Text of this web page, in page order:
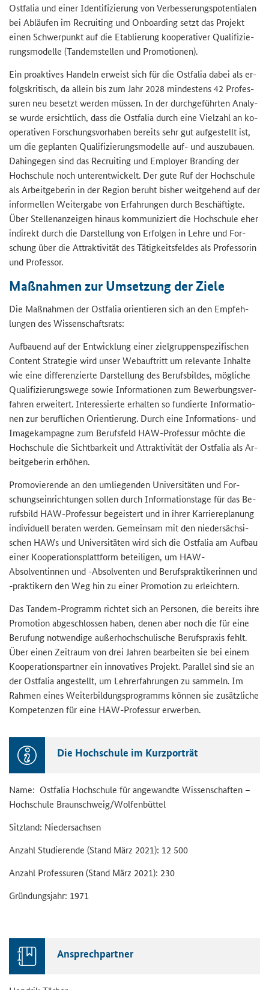
Ost­fa­lia und einer Iden­ti­fi­zie­rung von Ver­bes­se­rungs­po­ten­tia­len
bei Ab­läu­fen im Re­crui­ting und On­boar­ding setzt das Pro­jekt
einen Schwer­punkt auf die Eta­blie­rung ko­ope­ra­ti­ver Qua­li­fi­zie­
rungs­mo­del­le (Tan­dem­stel­len und Pro­mo­tio­nen).
Ein pro­ak­ti­ves Han­deln er­weist sich für die Ost­fa­lia dabei als er­
folgs­kri­tisch, da al­lein bis zum Jahr 2028 min­des­tens 42 Pro­fes­
su­ren neu be­setzt wer­den müs­sen. In der durch­ge­führ­ten Ana­ly­
se wurde er­sicht­lich, dass die Ost­fa­lia durch eine Viel­zahl an ko­
ope­ra­ti­ven For­schungs­vor­ha­ben be­reits sehr gut auf­ge­stellt ist,
um die ge­plan­ten Qua­li­fi­zie­rungs­mo­del­le auf- und aus­zu­bau­en.
Da­hin­ge­gen sind das Re­crui­ting und Em­ploy­er Bran­ding der
Hoch­schu­le noch un­ter­ent­wi­ckelt. Der gute Ruf der Hoch­schu­le
als Ar­beit­ge­be­rin in der Re­gi­on be­ruht bis­her weit­ge­hend auf der
in­for­mel­len Wei­ter­ga­be von Er­fah­run­gen durch Be­schäf­tig­te.
Über Stel­len­an­zei­gen hin­aus kom­mu­ni­ziert die Hoch­schu­le eher
in­di­rekt durch die Dar­stel­lung von Er­fol­gen in Lehre und For­
schung über die At­trak­ti­vi­tät des Tä­tig­keits­fel­des als Pro­fes­so­rin
und Pro­fes­sor.
Maß­nah­men zur Um­set­zung der Ziele
Die Maß­nah­men der Ost­fa­lia ori­en­tie­ren sich an den Emp­feh­
lun­gen des Wis­sen­schafts­rats:
Auf­bau­end auf der Ent­wick­lung einer ziel­grup­pen­spe­zi­fi­schen
Con­tent Stra­te­gie wird unser Web­auf­tritt um re­le­van­te In­hal­te
wie eine dif­fe­ren­zier­te Dar­stel­lung des Be­rufs­bil­des, mög­li­che
Qua­li­fi­zie­rungs­we­ge sowie In­for­ma­tio­nen zum Be­wer­bungs­ver­
fah­ren er­wei­tert. In­ter­es­sier­te er­hal­ten so fun­dier­te In­for­ma­tio­
nen zur be­ruf­li­chen Ori­en­tie­rung. Durch eine Informations-​ und
Image­kam­pa­gne zum Be­rufs­feld HAW-​Professur möch­te die
Hoch­schu­le die Sicht­bar­keit und At­trak­ti­vi­tät der Ost­fa­lia als Ar­
beit­ge­be­rin er­hö­hen.
Pro­mo­vie­ren­de an den um­lie­gen­den Uni­ver­si­tä­ten und For­
schungs­ein­rich­tun­gen sol­len durch In­for­ma­ti­ons­ta­ge für das Be­
rufs­bild HAW-​Professur be­geis­tert und in ihrer Kar­rie­re­pla­nung
in­di­vi­du­ell be­ra­ten wer­den. Ge­mein­sam mit den nie­der­säch­si­
schen HAWs und Uni­ver­si­tä­ten wird sich die Ost­fa­lia am Auf­bau
einer Ko­ope­ra­ti­ons­platt­form be­tei­li­gen, um HAW-​
Absolventinnen und -​Absolventen und Be­rufs­prak­ti­ke­rin­nen und
-​praktikern den Weg hin zu einer Pro­mo­ti­on zu er­leich­tern.
Das Tandem-​Programm rich­tet sich an Per­so­nen, die be­reits ihre
Pro­mo­ti­on ab­ge­schlos­sen haben, denen aber noch die für eine
Be­ru­fung not­wen­di­ge au­ßer­hoch­schu­li­sche Be­rufs­pra­xis fehlt.
Über einen Zeit­raum von drei Jah­ren be­ar­bei­ten sie bei einem
Ko­ope­ra­ti­ons­part­ner ein in­no­va­ti­ves Pro­jekt. Par­al­lel sind sie an
der Ost­fa­lia an­ge­stellt, um Leh­rer­fah­run­gen zu sam­meln. Im
Rah­men eines Wei­ter­bil­dungs­pro­gramms kön­nen sie zu­sätz­li­che
Kom­pe­ten­zen für eine HAW-​Professur er­wer­ben.
Die Hoch­schu­le im Kurz­por­trät
Name: Ost­fa­lia Hoch­schu­le für an­ge­wand­te Wis­sen­schaf­ten –
Hoch­schu­le Braun­schweig/Wol­fen­büt­tel
Sitz­land: Nie­der­sach­sen
An­zahl Stu­die­ren­de (Stand März 2021): 12 500
An­zahl Pro­fes­su­ren (Stand März 2021): 230
Grün­dungs­jahr: 1971
An­sprech­part­ner